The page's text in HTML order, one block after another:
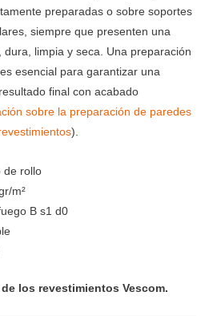
preparadas o sobre soportes
siempre que presenten una
limpia y seca. Una preparación
esencial para garantizar una
final con acabado
sobre la preparación de paredes
).
de rollo
m²
B s1 d0
los revestimientos Vescom.